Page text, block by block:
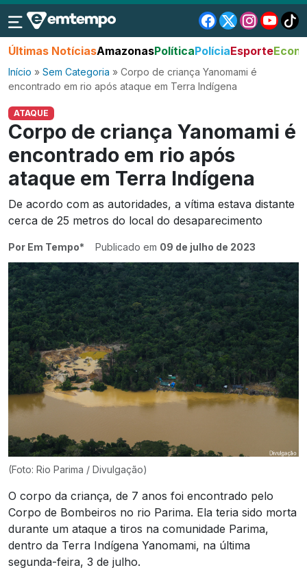
Últimas NotíciasAmazonasPolíticaPolíciaEsporte
Início » Sem Categoria » Corpo de criança Yanomami é
encontrado em rio após ataque em Terra Indígena
ATAQUE
Corpo de criança Yanomami é
encontrado em rio após
ataque em Terra Indígena
De acordo com as autoridades, a vítima estava distante
cerca de 25 metros do local do desaparecimento
Por Em Tempo* Publicado em 09 de julho de 2023
(Foto: Rio Parima / Divulgação)
O corpo da criança, de 7 anos foi encontrado pelo
Corpo de Bombeiros no rio Parima. Ela teria sido morta
durante um ataque a tiros na comunidade Parima,
dentro da Terra Indígena Yanomami, na última
segunda-feira, 3 de julho.